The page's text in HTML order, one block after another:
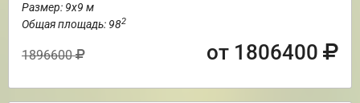
Размер: 9х9 м
Общая площадь: 982
1896600 от 1806400